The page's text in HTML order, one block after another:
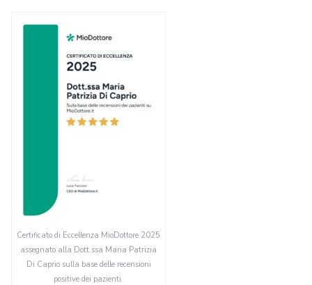
Certificato di Eccellenza MioDottore 2025
assegnato alla Dott.ssa Maria Patrizia
Di Caprio sulla base delle recensioni
positive dei pazienti.